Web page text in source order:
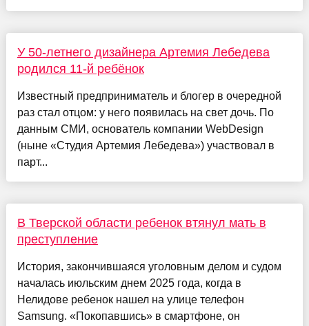
У 50-летнего дизайнера Артемия Лебедева
родился 11-й ребёнок
Известный предприниматель и блогер в очередной
раз стал отцом: у него появилась на свет дочь. По
данным СМИ, основатель компании WebDesign
(ныне «Студия Артемия Лебедева») участвовал в
парт...
В Тверской области ребенок втянул мать в
преступление
История, закончившаяся уголовным делом и судом
началась июльским днем 2025 года, когда в
Нелидове ребенок нашел на улице телефон
Samsung. «Покопавшись» в смартфоне, он